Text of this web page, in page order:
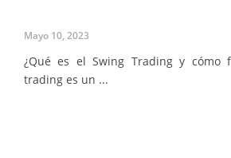
Mayo 10, 2023
¿Qué es el Swing Trading y cómo
trading es un ...